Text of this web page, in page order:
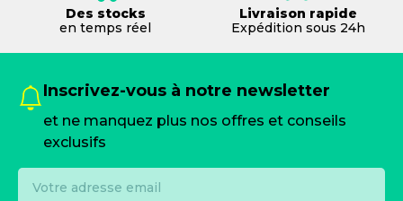
Des stocks
en temps réel
Livraison rapide
Expédition sous 24h
Inscrivez-vous à notre newsletter
et ne manquez plus nos offres et conseils
exclusifs